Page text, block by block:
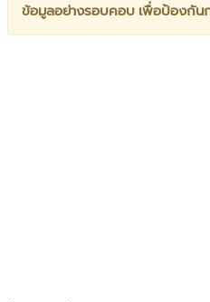
ข้อมูลอย่างรอบคอบ เพื่อป้องกัน